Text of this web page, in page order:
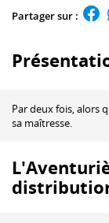
Partager sur :
Par deux fois, alors
sa maîtresse.